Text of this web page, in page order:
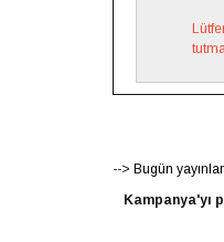
--> Bugün
Kampanya'yı